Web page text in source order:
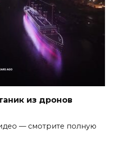
из дронов
— смотрите полную